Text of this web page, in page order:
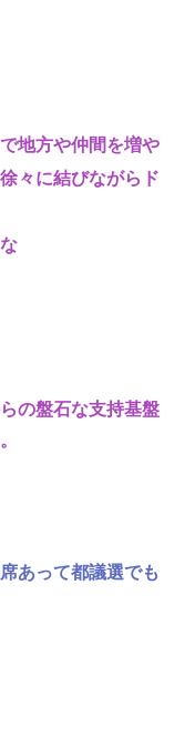
地方や仲間を増や
々に結びながらド
の盤石な支持基盤
あって都議選でも